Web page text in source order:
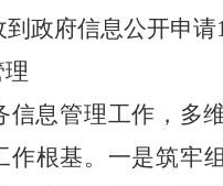
到政府信息公开申请
理
信息管理工作，多
作根基。一是筑牢